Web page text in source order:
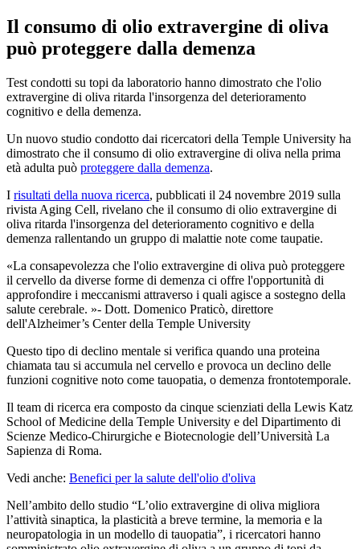
Il consumo di olio extravergine di oliva
può proteggere dalla demenza
Test condotti su topi da laboratorio hanno dimostrato che l'olio
extravergine di oliva ritarda l'insorgenza del deterioramento
cognitivo e della demenza.
Un nuovo studio condotto dai ricercatori della Temple University ha
dimostrato che il consumo di olio extravergine di oliva nella prima
età adulta può proteggere dalla demenza.
I risultati della nuova ricerca, pubblicati il 24 novembre 2019 sulla
rivista Aging Cell, rivelano che il consumo di olio extravergine di
oliva ritarda l'insorgenza del deterioramento cognitivo e della
demenza rallentando un gruppo di malattie note come taupatie.
La consapevolezza che l'olio extravergine di oliva può proteggere
il cervello da diverse forme di demenza ci offre l'opportunità di
approfondire i meccanismi attraverso i quali agisce a sostegno della
salute cerebrale.
- Dott. Domenico Praticò, direttore
dell'Alzheimer’s Center della Temple University
Questo tipo di declino mentale si verifica quando una proteina
chiamata tau si accumula nel cervello e provoca un declino delle
funzioni cognitive noto come tauopatia, o demenza frontotemporale.
Il team di ricerca era composto da cinque scienziati della Lewis Katz
School of Medicine della Temple University e del Dipartimento di
Scienze Medico-Chirurgiche e Biotecnologie dell’Università La
Sapienza di Roma.
Vedi anche: Benefici per la salute dell'olio d'oliva
Nell’ambito dello studio “L’olio extravergine di oliva migliora
l’attività sinaptica, la plasticità a breve termine, la memoria e la
neuropatologia in un modello di tauopatia”, i ricercatori hanno